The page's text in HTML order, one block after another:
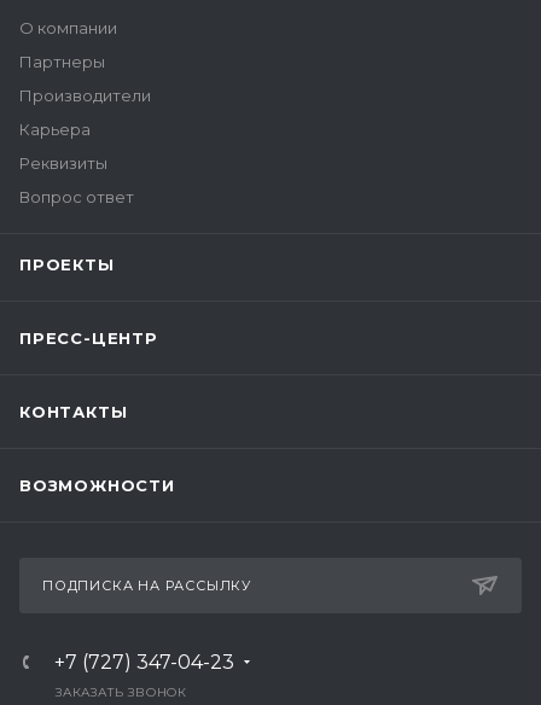
О компании
Партнеры
Производители
Карьера
Реквизиты
Вопрос ответ
ПРОЕКТЫ
ПРЕСС-ЦЕНТР
КОНТАКТЫ
ВОЗМОЖНОСТИ
ПОДПИСКА НА РАССЫЛКУ
+7 (727) 347-04-23
ЗАКАЗАТЬ ЗВОНОК